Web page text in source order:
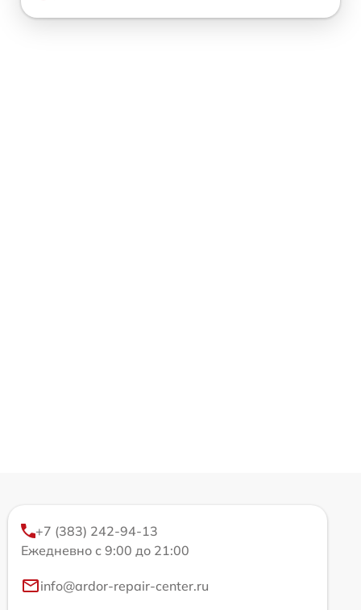
+7 (383) 242-94-13
Ежедневно с 9:00 до 21:00
info@ardor-repair-center.ru